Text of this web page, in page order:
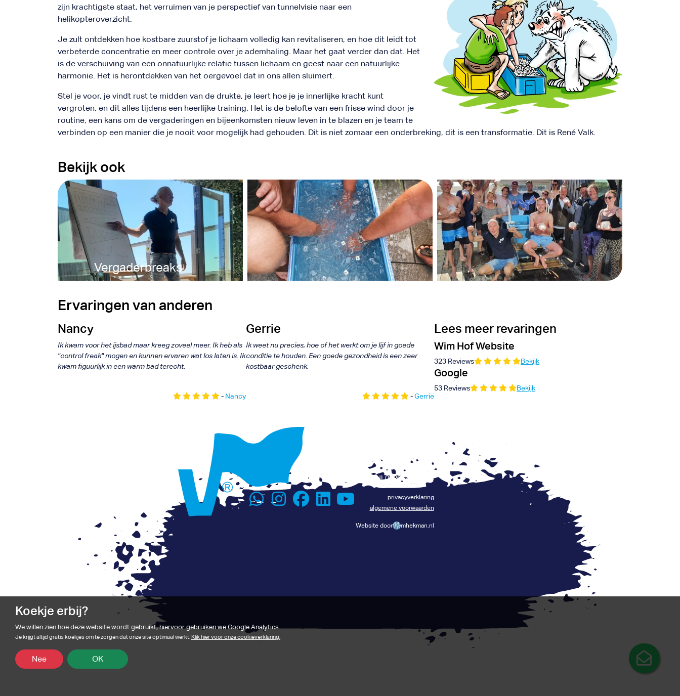
zijn krachtigste staat, het verruimen van je perspectief van tunnelvisie naar een
helikopteroverzicht.
Je zult ontdekken hoe kostbare zuurstof je lichaam volledig kan revitaliseren, en hoe dit leidt tot
verbeterde concentratie en meer controle over je ademhaling. Maar het gaat verder dan dat. Het
is de verschuiving van een onnatuurlijke relatie tussen lichaam en geest naar een natuurlijke
harmonie. Het is herontdekken van het oergevoel dat in ons allen sluimert.
Stel je voor, je vindt rust te midden van de drukte, je leert hoe je je innerlijke kracht kunt
vergroten, en dit alles tijdens een heerlijke training. Het is de belofte van een frisse wind door je
routine, een kans om de vergaderingen en bijeenkomsten nieuw leven in te blazen en je team te
verbinden op een manier die je nooit voor mogelijk had gehouden. Dit is niet zomaar een onderbreking, dit is een transformatie. Dit is René Valk.
Bekijk ook
Vergaderbreaks
IJsbak
Experience
Wim Hof
Groepstraining
Ervaringen van anderen
Nancy
Ik kwam voor het ijsbad maar kreeg zoveel meer. Ik heb als
"control freak" mogen en kunnen ervaren wat los laten is. Ik
kwam figuurlijk in een warm bad terecht.
- Nancy
Gerrie
Ik weet nu precies, hoe of het werkt om je lijf in goede
conditie te houden. Een goede gezondheid is een zeer
kostbaar geschenk.
-Gerrie
Lees meer revaringen
Wim Hof Website
323 Reviews Bekijk
Google
53 Reviews Bekijk
+31 6 116 075 96
info@renevalk.com
Lees het verhaal van René
KVK: 74539035
BTW: NL002069134B24
privacyverklaring
algemene voorwaarden
Website door mhekman.nl
Koekje erbij?
We willen zien hoe deze website wordt gebruikt, hiervoor gebruiken we Google Analytics.
Je krijgt altijd gratis koekjes om te zorgen dat onze site optimaal werkt.Klik hier voor onze cookieverklaring.
Nee OK